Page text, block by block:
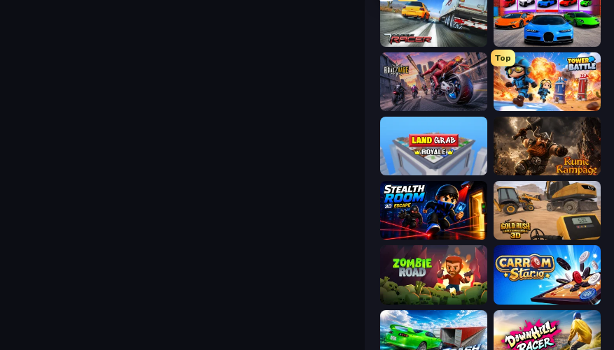
Traffic Racer Case Simulator: Cars
Road Rage
Top
Tower Battle
Landgrab Royale Runic Rampage
Stealth Room 3D Escape Puzzle Gold Rush: Gold Simulator 3D
Zombie Road Carrom Stars.io